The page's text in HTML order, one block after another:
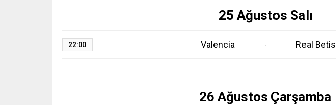
25 Ağustos Salı
22:00 Valencia - Real Betis
26 Ağustos Çarşamba